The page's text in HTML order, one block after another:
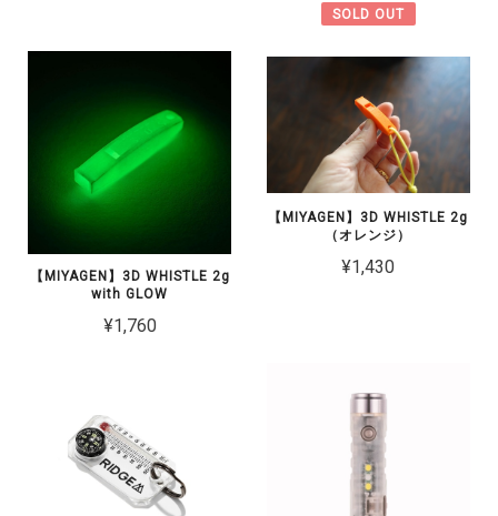
SOLD OUT
【MIYAGEN】3D WHISTLE 2g
with GLOW
¥1,760
【MIYAGEN】3D WHISTLE 2g
（オレンジ）
¥1,430